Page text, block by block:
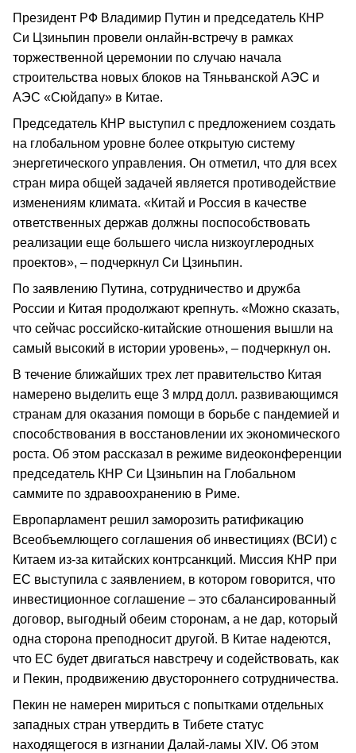
Президент РФ Владимир Путин и председатель КНР
Си Цзиньпин провели онлайн-встречу в рамках
торжественной церемонии по случаю начала
строительства новых блоков на Тяньванской АЭС и
АЭС «Сюйдапу» в Китае.
Председатель КНР выступил с предложением создать
на глобальном уровне более открытую систему
энергетического управления. Он отметил, что для всех
стран мира общей задачей является противодействие
изменениям климата. «Китай и Россия в качестве
ответственных держав должны поспособствовать
реализации еще большего числа низкоуглеродных
проектов», – подчеркнул Си Цзиньпин.
По заявлению Путина, сотрудничество и дружба
России и Китая продолжают крепнуть. «Можно сказать,
что сейчас российско-китайские отношения вышли на
самый высокий в истории уровень», – подчеркнул он.
В течение ближайших трех лет правительство Китая
намерено выделить еще 3 млрд долл. развивающимся
странам для оказания помощи в борьбе с пандемией и
способствования в восстановлении их экономического
роста. Об этом рассказал в режиме видеоконференции
председатель КНР Си Цзиньпин на Глобальном
саммите по здравоохранению в Риме.
Европарламент решил заморозить ратификацию
Всеобъемлющего соглашения об инвестициях (ВСИ) с
Китаем из-за китайских контрсанкций. Миссия КНР при
ЕС выступила с заявлением, в котором говорится, что
инвестиционное соглашение – это сбалансированный
договор, выгодный обеим сторонам, а не дар, который
одна сторона преподносит другой. В Китае надеются,
что ЕС будет двигаться навстречу и содействовать, как
и Пекин, продвижению двустороннего сотрудничества.
Пекин не намерен мириться с попытками отдельных
западных стран утвердить в Тибете статус
находящегося в изгнании Далай-ламы XIV. Об этом